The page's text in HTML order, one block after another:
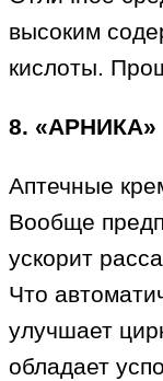
высоким
кислоты.
8. «АРНИКА»
Аптечные
Вообще
ускорит
Что
улучшает
обладает